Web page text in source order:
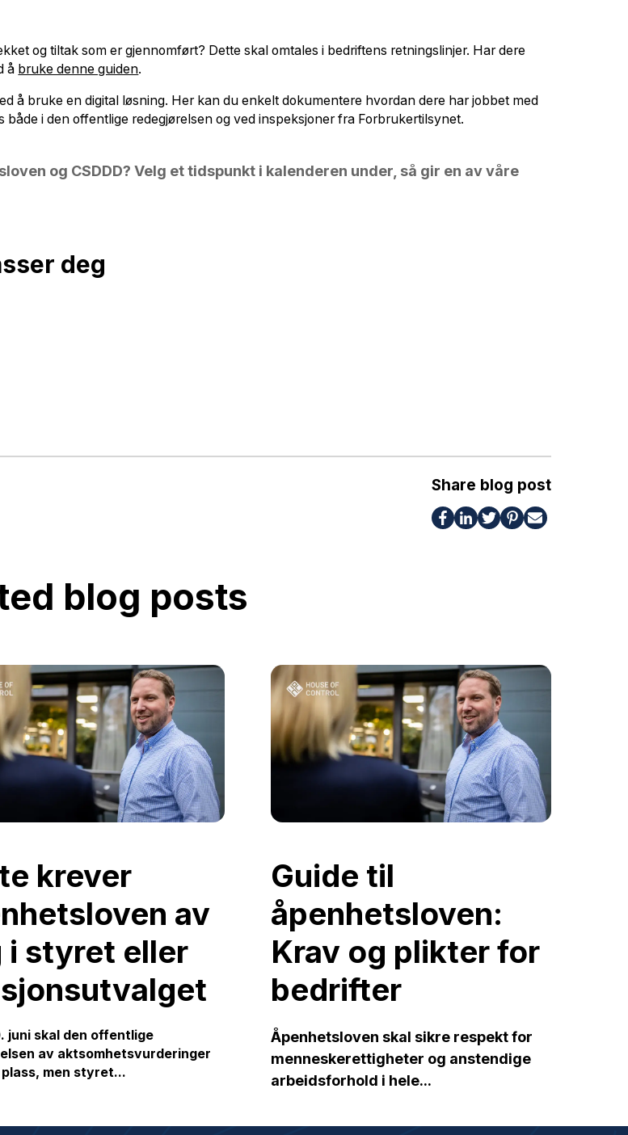
og tiltak som er gjennomført? Dette skal omtales i bedriftens retningslinjer. Har dere
å bruke denne guiden.
å bruke en digital løsning. Her kan du enkelt dokumentere hvordan dere har jobbet med
i den offentlige redegjørelsen og ved inspeksjoner fra Forbrukertilsynet.
og CSDDD? Velg et tidspunkt i kalenderen under, så gir en av våre
deg
Share blog post
blog posts
krever
av
i styret eller
juni skal den offentlige
av aktsomhetsvurderinger
men styret...
Guide til
åpenhetsloven:
Krav og plikter for
bedrifter
Åpenhetsloven skal sikre respekt for
menneskerettigheter og anstendige
arbeidsforhold i hele...